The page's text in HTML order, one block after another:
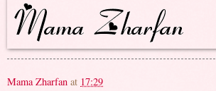
Mama Zharfan at 17:29